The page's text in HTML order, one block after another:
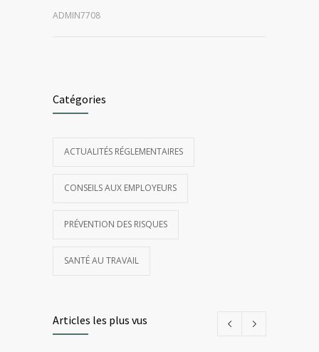
ADMIN7708
Catégories
ACTUALITÉS RÉGLEMENTAIRES
CONSEILS AUX EMPLOYEURS
PRÉVENTION DES RISQUES
SANTÉ AU TRAVAIL
Articles les plus vus